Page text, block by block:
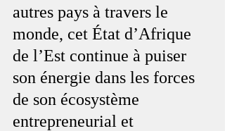
autres pays à travers le
monde, cet État d’Afrique
de l’Est continue à puiser
son énergie dans les forces
de son écosystème
entrepreneurial et